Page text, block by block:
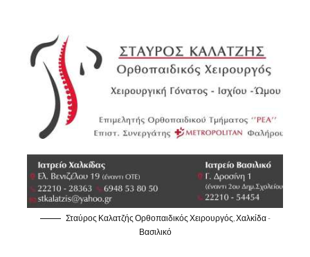
Σταύρος Καλατζής Ορθοπαιδικός Χειρουργός, Χαλκίδα -
Βασιλικό